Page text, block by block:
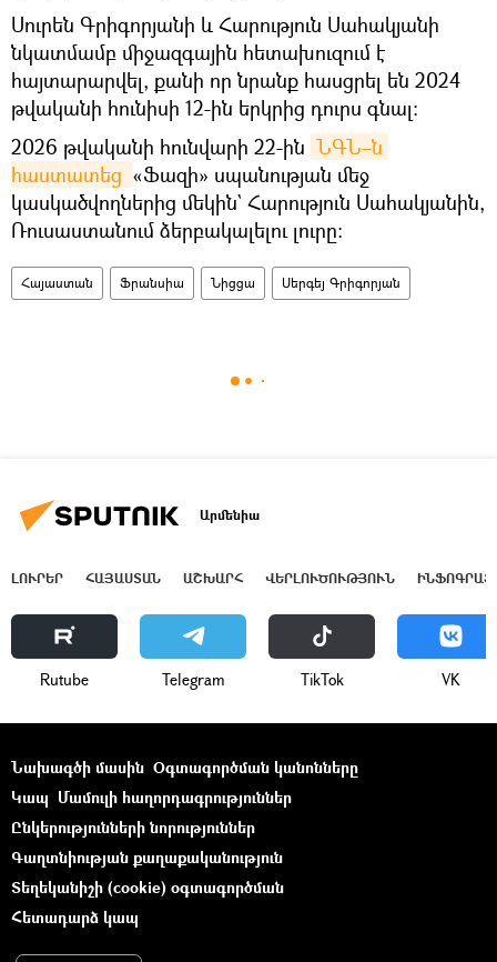
Սուրեն Գրիգորյանի և Հարություն Սահակյանի
նկատմամբ միջազգային հետախուզում է
հայտարարվել, քանի որ նրանք հասցրել են 2024
թվականի հունիսի 12-ին երկրից դուրս գնալ։
2026 թվականի հունվարի 22-ին ՆԳՆ–ն
հաստատեց «Ֆազի» սպանության մեջ
կասկածվողներից մեկին` Հարություն Սահակյանին,
Ռուսաստանում ձերբակալելու լուրը։
Հայաստան Ֆրանսիա Նիցցա Սերգեյ Գրիգորյան
Արմենիա
ԼՈՒՐԵՐ ՀԱՅԱՍՏԱՆ ԱՇԽԱՐՀ ՎԵՐԼՈՒԾՈՒԹՅՈՒՆ
Rutube Telegram ТikТоk VK
Նախագծի մասին Օգտագործման կանոնները
Կապ Մամուլի հաղորդագրություններ
Ընկերությունների նորություններ
Գաղտնիության քաղաքականություն
Տեղեկանիշի (cookie) օգտագործման
Հետադարձ կապ